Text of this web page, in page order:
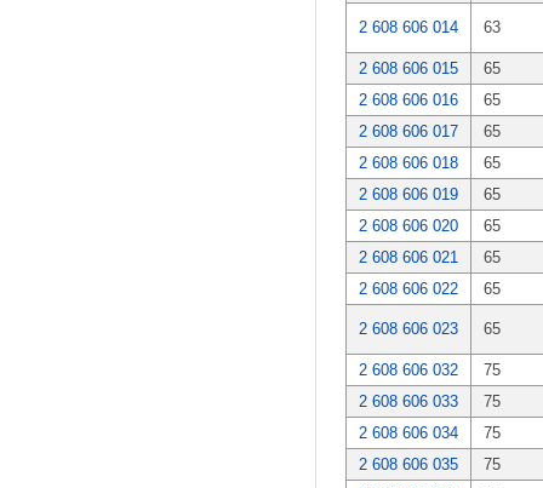
2 608 606 014 63
2 608 606 015
65
2 608 606 016
65
2 608 606 017
65
2 608 606 018
65
2 608 606 019
65
2 608 606 020
65
2 608 606 021
65
2 608 606 022
65
2 608 606 023 65
2 608 606 032
75
2 608 606 033
75
2 608 606 034
75
2 608 606 035
75